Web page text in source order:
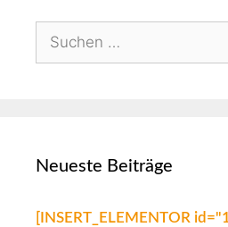
Neueste Beiträge
[INSERT_ELEMENTOR